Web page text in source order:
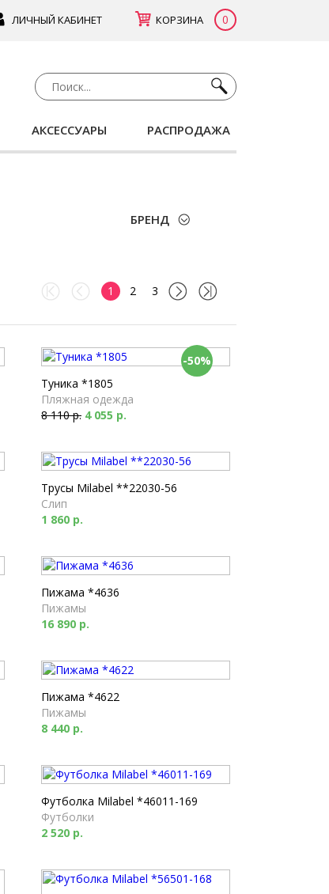
ЛИЧНЫЙ КАБИНЕТ КОРЗИНА 0
АКСЕССУАРЫ РАСПРОДАЖА
БРЕНД
1 2 3
-50%
Туника *1805
Пляжная одежда
8 110 р. 4 055 р.
Трусы Milabel **22030-56
Слип
1 860 р.
Пижама *4636
Пижамы
16 890 р.
Пижама *4622
Пижамы
8 440 р.
Футболка Milabel *46011-169
Футболки
2 520 р.